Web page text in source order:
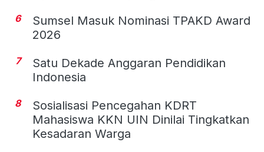
6
Sumsel Masuk Nominasi TPAKD Award
2026
7
Satu Dekade Anggaran Pendidikan
Indonesia
8
Sosialisasi Pencegahan KDRT
Mahasiswa KKN UIN Dinilai Tingkatkan
Kesadaran Warga